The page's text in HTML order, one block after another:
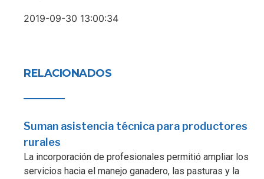
2019-09-30 13:00:34
RELACIONADOS
Suman asistencia técnica para productores
rurales
La incorporación de profesionales permitió ampliar los
servicios hacia el manejo ganadero, las pasturas y la